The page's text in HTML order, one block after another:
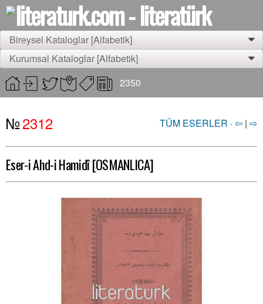
Bireysel Kataloglar [Alfabetik] 0
Kurumsal Kataloglar [Alfabetik] 0
2350
№2312 TÜM ESERLER · ⇦ | ⇨
Eser-i Ahd-i Hamidî [OSMANLICA]